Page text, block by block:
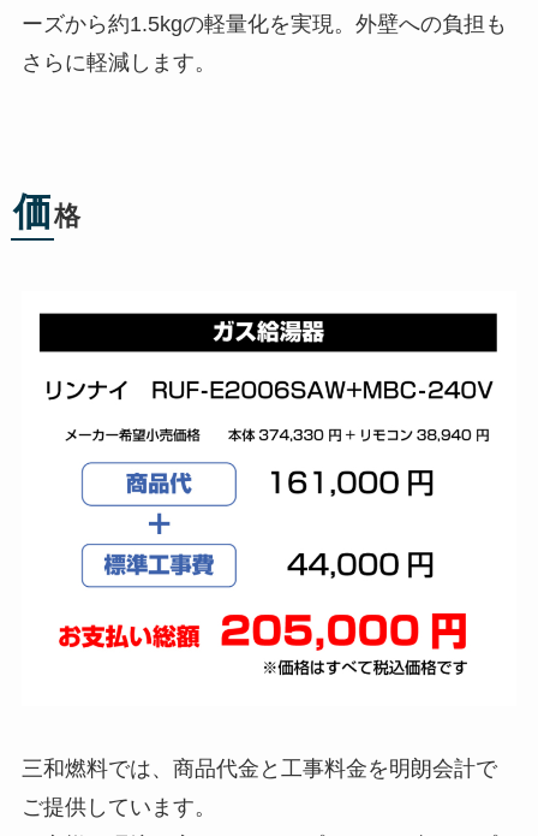
ーズから約1.5kgの軽量化を実現。外壁への負担も
さらに軽減します。
価格
三和燃料では、商品代金と工事料金を明朗会計で
ご提供しています。